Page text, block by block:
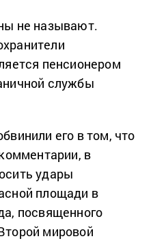
не называют.
пенсионером
службы
его в том, что
в
удары
площади в
посвященного
мировой